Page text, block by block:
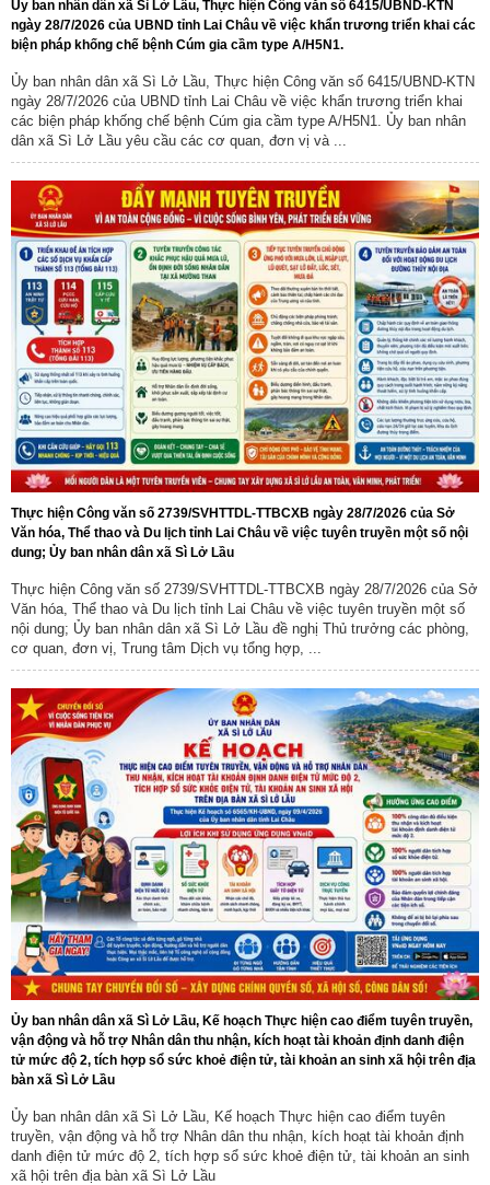
Ủy ban nhân dân xã Sì Lở Lầu, Thực hiện Công văn số 6415/UBND-KTN
ngày 28/7/2026 của UBND tỉnh Lai Châu về việc khẩn trương triển khai các
biện pháp khống chế bệnh Cúm gia cầm type A/H5N1.
Ủy ban nhân dân xã Sì Lở Lầu, Thực hiện Công văn số 6415/UBND-KTN
ngày 28/7/2026 của UBND tỉnh Lai Châu về việc khẩn trương triển khai
các biện pháp khống chế bệnh Cúm gia cầm type A/H5N1. Ủy ban nhân
dân xã Sì Lở Lầu yêu cầu các cơ quan, đơn vị và ...
Thực hiện Công văn số 2739/SVHTTDL-TTBCXB ngày 28/7/2026 của Sở
Văn hóa, Thể thao và Du lịch tỉnh Lai Châu về việc tuyên truyền một số nội
dung; Ủy ban nhân dân xã Sì Lở Lầu
Thực hiện Công văn số 2739/SVHTTDL-TTBCXB ngày 28/7/2026 của Sở
Văn hóa, Thể thao và Du lịch tỉnh Lai Châu về việc tuyên truyền một số
nội dung; Ủy ban nhân dân xã Sì Lở Lầu đề nghị Thủ trưởng các phòng,
cơ quan, đơn vị, Trung tâm Dịch vụ tổng hợp, ...
Ủy ban nhân dân xã Sì Lở Lầu, Kế hoạch Thực hiện cao điểm tuyên truyền,
vận động và hỗ trợ Nhân dân thu nhận, kích hoạt tài khoản định danh điện
tử mức độ 2, tích hợp sổ sức khoẻ điện tử, tài khoản an sinh xã hội trên địa
bàn xã Sì Lở Lầu
Ủy ban nhân dân xã Sì Lở Lầu, Kế hoạch Thực hiện cao điểm tuyên
truyền, vận động và hỗ trợ Nhân dân thu nhận, kích hoạt tài khoản định
danh điện tử mức độ 2, tích hợp sổ sức khoẻ điện tử, tài khoản an sinh
xã hội trên địa bàn xã Sì Lở Lầu